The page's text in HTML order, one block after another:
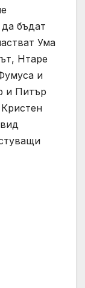
бъдат
Ума
Нтаре
и
и Питър